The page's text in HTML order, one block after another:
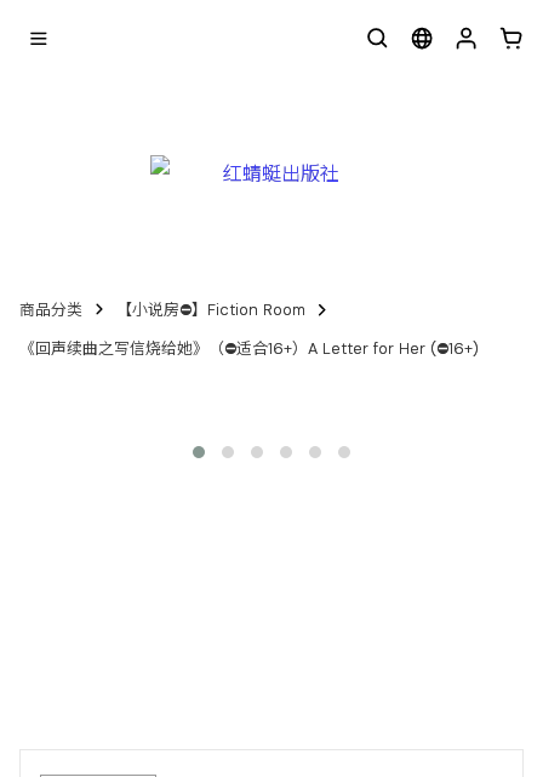
商品分类
【小说房⛔】Fiction Room
《回声续曲之写信烧给她》（⛔适合16+）A Letter for Her (⛔16+)